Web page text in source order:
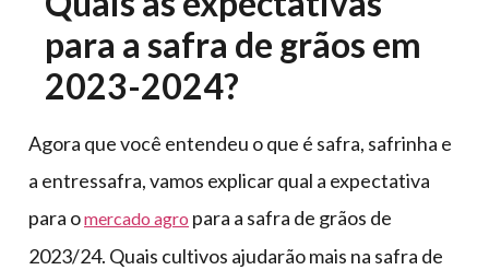
para a safra de grãos em
2023-2024?
Agora que você entendeu o que é safra, safrinha e
a entressafra, vamos explicar qual a expectativa
para omercado agro para a safra de grãos de
2023/24. Quais cultivos ajudarão mais na safra de